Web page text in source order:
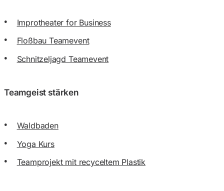
Improtheater for Business
Floßbau Teamevent
Schnitzeljagd Teamevent
Teamgeist stärken
Waldbaden
Yoga Kurs
Teamprojekt mit recyceltem Plastik